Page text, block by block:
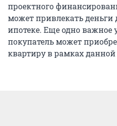
проектного
может привлекать
ипотеке. Еще одно важное
покупатель может
квартиру в рамках